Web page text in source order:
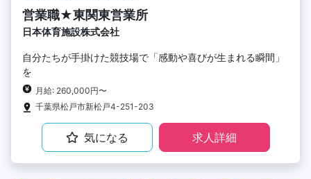
営業職★東関東営業所
日本体育施設株式会社
自分たちが手掛けた競技場で「感動や喜びが生まれる瞬間」
を
月給: 260,000円〜
千葉県松戸市新松戸4-251-203
気になる 求人詳細